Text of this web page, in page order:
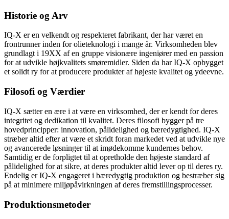
Historie og Arv
IQ-X er en velkendt og respekteret fabrikant, der har været en
frontrunner inden for olieteknologi i mange år. Virksomheden blev
grundlagt i 19XX af en gruppe visionære ingeniører med en passion
for at udvikle højkvalitets smøremidler. Siden da har IQ-X opbygget
et solidt ry for at producere produkter af højeste kvalitet og ydeevne.
Filosofi og Værdier
IQ-X sætter en ære i at være en virksomhed, der er kendt for deres
integritet og dedikation til kvalitet. Deres filosofi bygger på tre
hovedprincipper: innovation, pålidelighed og bæredygtighed. IQ-X
stræber altid efter at være et skridt foran markedet ved at udvikle nye
og avancerede løsninger til at imødekomme kundernes behov.
Samtidig er de forpligtet til at opretholde den højeste standard af
pålidelighed for at sikre, at deres produkter altid lever op til deres ry.
Endelig er IQ-X engageret i bæredygtig produktion og bestræber sig
på at minimere miljøpåvirkningen af deres fremstillingsprocesser.
Produktionsmetoder